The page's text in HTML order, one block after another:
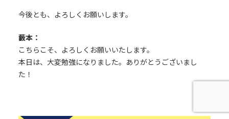
今後とも、よろしくお願いします。
藪本：
こちらこそ、よろしくお願いいたします。
本日は、大変勉強になりました。ありがとうございまし
た！